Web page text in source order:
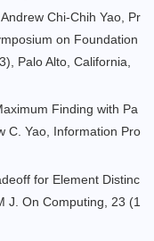
Chi-Chih Yao, Pr
on Foundation
Palo Alto, California,
Finding with Pa
C. Yao, Information Pro
for Element Distinc
J. On Computing, 23 (1